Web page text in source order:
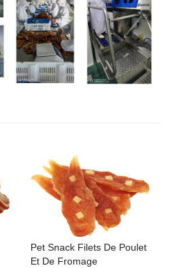
Pet Snack Filets De Poulet
Et De Fromage